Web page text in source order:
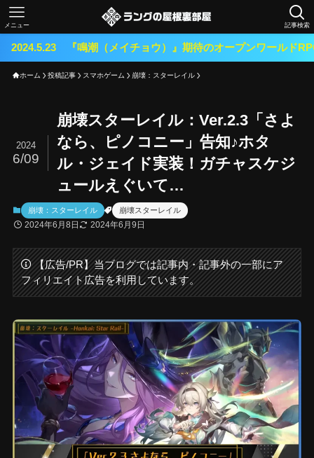
記事検索
メニュー
メイチョウ）』期待のオープンワールドRPGがリリース！
ホーム 投稿記事 スマホゲーム 崩壊：スターレイル
崩壊スターレイル：Ver.2.3「さよ
なら、ピノコニー」告知♪ホタ
ル・ジェイド実装！ガチャスケジ
ュールえぐいて…
2024
6/09
崩壊：スターレイル 崩壊スターレイル
2024年6月8日 2024年6月9日
【広告/PR】当ブログでは記事内・記事外の一部にア
フィリエイト広告を利用しています。